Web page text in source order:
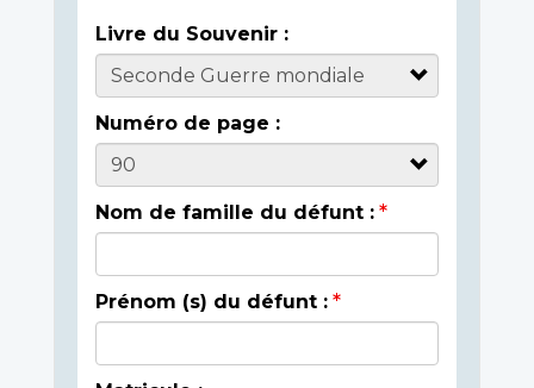
Livre du Souvenir :
Numéro de page :
Nom de famille du défunt :
Prénom (s) du défunt :